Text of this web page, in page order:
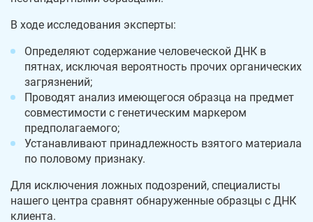
В ходе исследования эксперты:
Определяют содержание человеческой ДНК в
пятнах, исключая вероятность прочих органических
загрязнений;
Проводят анализ имеющегося образца на предмет
совместимости с генетическим маркером
предполагаемого;
Устанавливают принадлежность взятого материала
по половому признаку.
Для исключения ложных подозрений, специалисты
нашего центра сравнят обнаруженные образцы с ДНК
клиента.